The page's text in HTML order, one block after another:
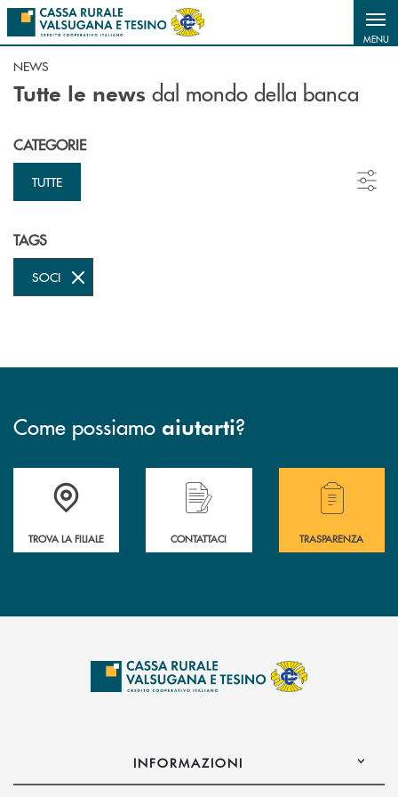
Salta al contenuto principale
MENU
NEWS
Tutte le news dal mondo della banca
CATEGORIE
TUTTE
TAGS
SOCI
Come possiamo aiutarti?
Accedi all' elenco completo delle filiali .
TROVA LA FILIALE
Hai bisogno di assistenza immediata?
CONTATTACI
Hai bisogno di
TRASPARENZA
INFORMAZIONI